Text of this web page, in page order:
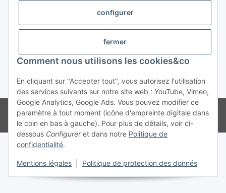
configurer
fermer
Comment nous utilisons les cookies&co
En cliquant sur "Accepter tout", vous autorisez l'utilisation
des services suivants sur notre site web : YouTube, Vimeo,
Google Analytics, Google Ads. Vous pouvez modifier ce
paramètre à tout moment (icône d'empreinte digitale dans
le coin en bas à gauche). Pour plus de détails, voir ci-
dessous Configureret dans notre Politique de
confidentialité.
Mentions légales Politique de protection des donnés
#global.withdrawalForm#
* Tous les prix s'entendent TVA incluse
© Weinmann GmbH - Alle Rechte vorbehalten -
Alle Angebote richten
sich ausschließlich an registrierte Fachhändler